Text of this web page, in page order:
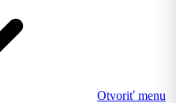
Otvoriť menu